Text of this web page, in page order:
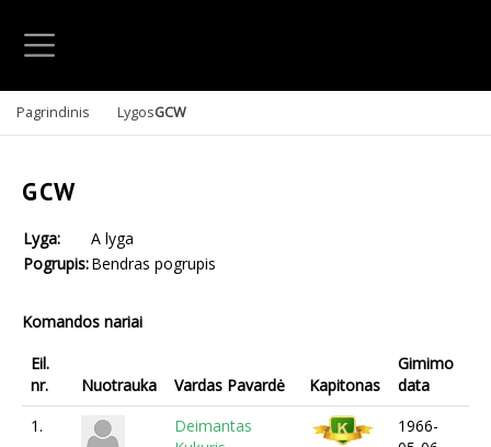
Pagrindinis LygosGCW
GCW
Lyga:
A lyga
Pogrupis:Bendras pogrupis
Komandos nariai
Eil.
nr.
Nuotrauka Vardas Pavardė Kapitonas
Gimimo
data
1.
Deimantas
1966-